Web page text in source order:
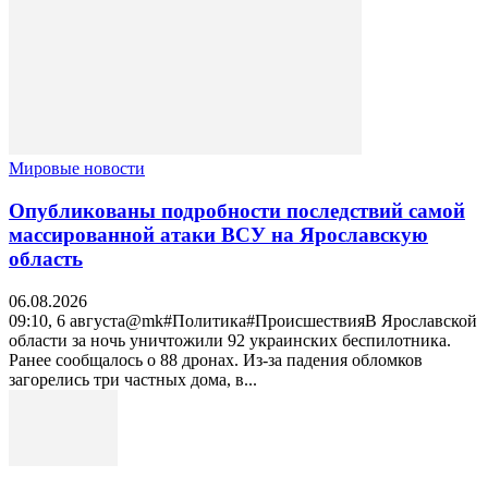
Мировые новости
Опубликованы подробности последствий самой
массированной атаки ВСУ на Ярославскую
область
06.08.2026
09:10, 6 августа@mk#Политика#ПроисшествияВ Ярославской
области за ночь уничтожили 92 украинских беспилотника.
Ранее сообщалось о 88 дронах. Из-за падения обломков
загорелись три частных дома, в...